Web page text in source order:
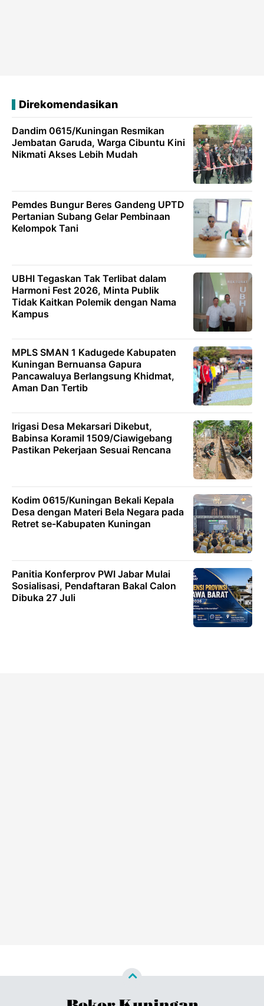
Direkomendasikan
Dandim 0615/Kuningan Resmikan
Jembatan Garuda, Warga Cibuntu Kini
Nikmati Akses Lebih Mudah
Pemdes Bungur Beres Gandeng UPTD
Pertanian Subang Gelar Pembinaan
Kelompok Tani
UBHI Tegaskan Tak Terlibat dalam
Harmoni Fest 2026, Minta Publik
Tidak Kaitkan Polemik dengan Nama
Kampus
MPLS SMAN 1 Kadugede Kabupaten
Kuningan Bernuansa Gapura
Pancawaluya Berlangsung Khidmat,
Aman Dan Tertib
Irigasi Desa Mekarsari Dikebut,
Babinsa Koramil 1509/Ciawigebang
Pastikan Pekerjaan Sesuai Rencana
Kodim 0615/Kuningan Bekali Kepala
Desa dengan Materi Bela Negara pada
Retret se-Kabupaten Kuningan
Panitia Konferprov PWI Jabar Mulai
Sosialisasi, Pendaftaran Bakal Calon
Dibuka 27 Juli